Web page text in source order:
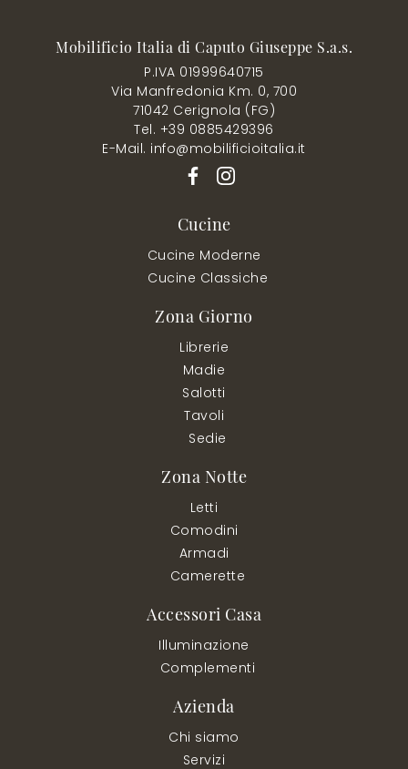
Mobilificio Italia di Caputo Giuseppe S.a.s.
P.IVA 01999640715
Via Manfredonia Km. 0, 700
71042 Cerignola (FG)
Tel. +39 0885429396
E-Mail. info@mobilificioitalia.it
Cucine
Cucine Moderne
Cucine Classiche
Zona Giorno
Librerie
Madie
Salotti
Tavoli
Sedie
Zona Notte
Letti
Comodini
Armadi
Camerette
Accessori Casa
Illuminazione
Complementi
Azienda
Chi siamo
Servizi